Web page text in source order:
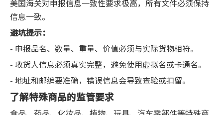
美国海关对申报信息一致性要求极高，所有文件必须保持
信息一致。
避坑提示：
- 申报品名、数量、重量、价值必须与实际货物相符。
- 收货人信息必须真实完整，避免使用虚拟名或卡通名。
- 地址和邮编要准确，错误信息会导致查验或扣留。
了解特殊商品的监管要求